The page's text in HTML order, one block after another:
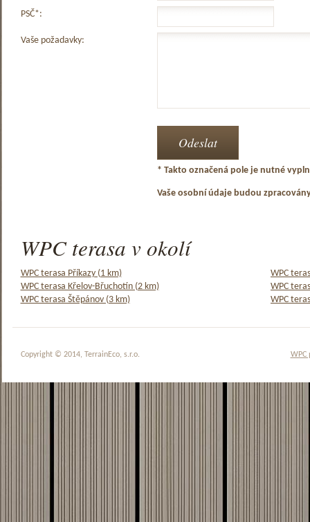
PSČ*:
Vaše požadavky:
* Takto označená pole je nutné
Vaše osobní údaje budou
WPC terasa v okolí
WPC terasa Příkazy (1 km)
WPC
WPC terasa Křelov-Břuchotín (2 km)
WPC
WPC terasa Štěpánov (3 km)
WPC
WPC
Copyright © 2014, TerrainEco, s.r.o.